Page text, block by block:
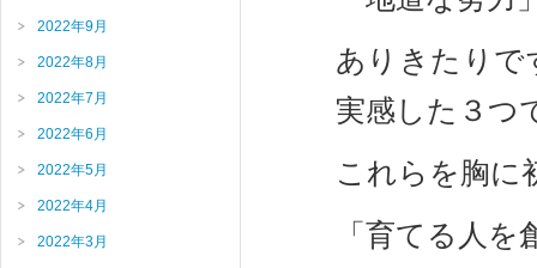
ありきたりで
実感した３つ
これらを胸に
「育てる人を
2022年9月
2022年8月
2022年7月
2022年6月
2022年5月
2022年4月
2022年3月